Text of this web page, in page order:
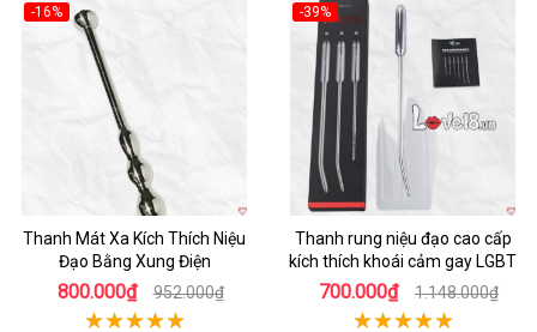
-16%
Thanh Mát Xa Kích Thích Niệu
Đạo Bằng Xung Điện
800.000₫ 952.000₫
-39%
Thanh rung niệu đạo cao cấp
kích thích khoái cảm gay LGBT
700.000₫ 1.148.000₫